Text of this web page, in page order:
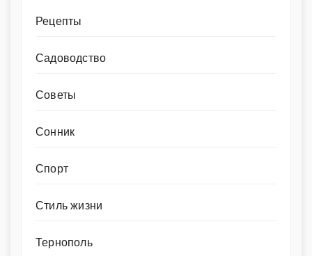
Рецепты
Садоводство
Советы
Сонник
Спорт
Стиль жизни
Тернополь